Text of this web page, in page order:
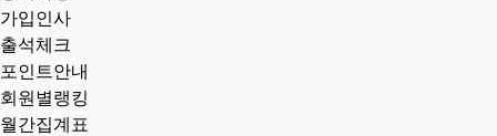
가입인사
출석체크
포인트안내
회원별랭킹
월간집계표